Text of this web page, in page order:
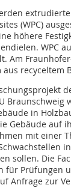
(WPC)
höhere
WPC
Am
recyceltem
Braunschweig
in
Gebäude auf
mit einer
sollen. Die
für Prüfungen
Anfrage zur